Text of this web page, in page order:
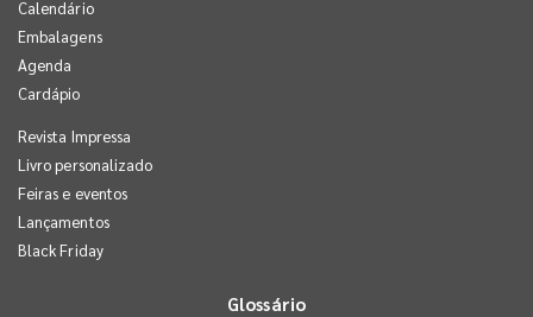
Calendário
Embalagens
Agenda
Cardápio
Revista Impressa
Livro personalizado
Feiras e eventos
Lançamentos
Black Friday
Glossário